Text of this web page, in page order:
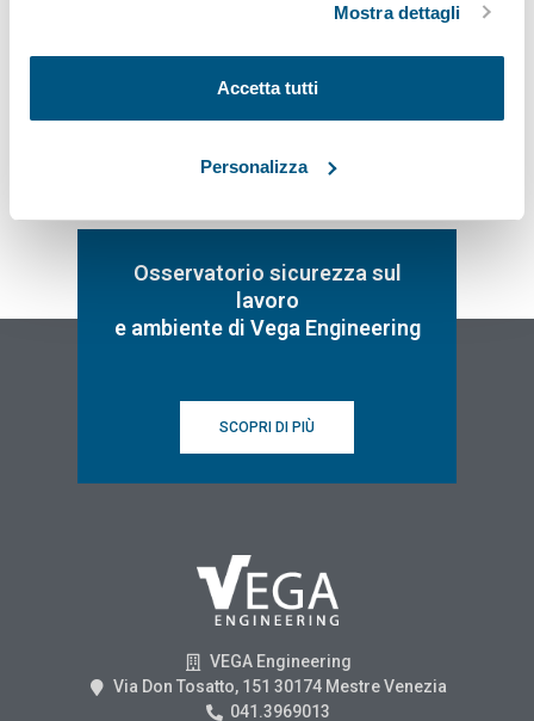
Mostra dettagli
Accetta tutti
Personalizza
Osservatorio sicurezza sul
lavoro
e ambiente di Vega Engineering
SCOPRI DI PIÙ
VEGA Engineering
Via Don Tosatto, 151 30174 Mestre Venezia
041.3969013